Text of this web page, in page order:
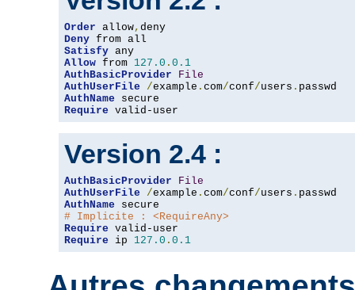
Order allow,
Deny
Satisfy
Allow from 127.0 . 0.1
AuthBasicProvider
File
AuthUserFile
/example . com/conf/users .
AuthName
Require valid-user
Version 2.4 :
AuthBasicProvider
File
AuthUserFile
/example . com/conf/users .
AuthName
# Implicite : <RequireAny>
Require
Require ip 127.0 . 0.1